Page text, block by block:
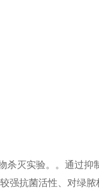
杀灭实验。。通过
强抗菌活性、对绿